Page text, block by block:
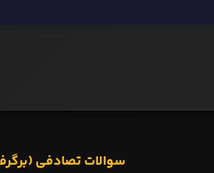
سوالات تصادفی